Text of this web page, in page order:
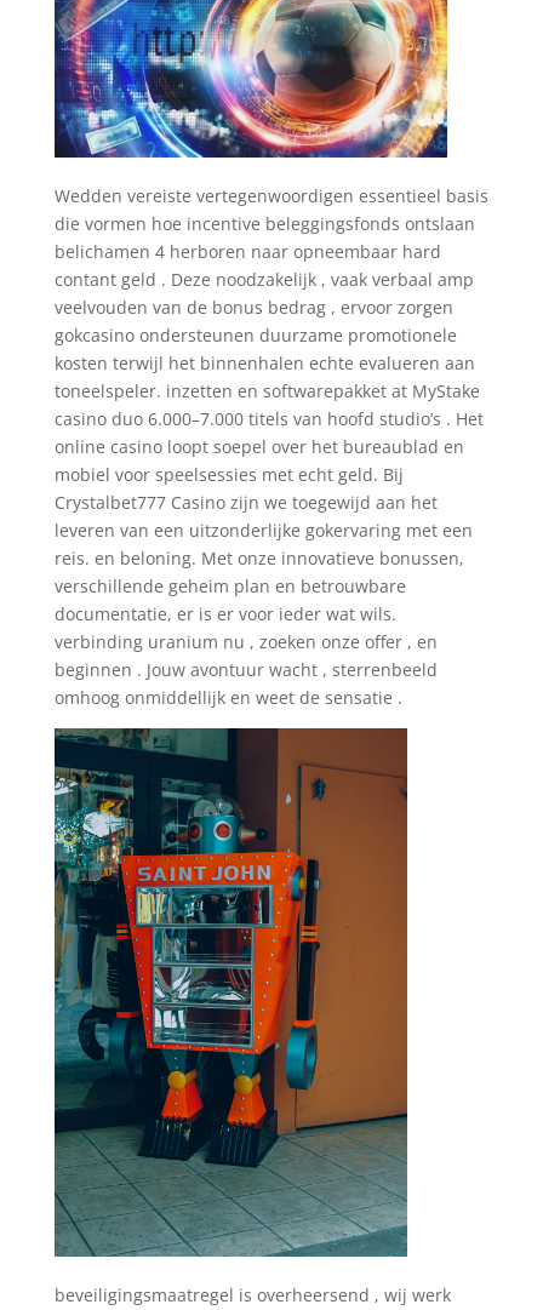
Wedden vereiste vertegenwoordigen essentieel basis
die vormen hoe incentive beleggingsfonds ontslaan
belichamen 4 herboren naar opneembaar hard
contant geld . Deze noodzakelijk , vaak verbaal amp
veelvouden van de bonus bedrag , ervoor zorgen
gokcasino ondersteunen duurzame promotionele
kosten terwijl het binnenhalen echte evalueren aan
toneelspeler. inzetten en softwarepakket at MyStake
casino duo 6.000–7.000 titels van hoofd studio’s . Het
online casino loopt soepel over het bureaublad en
mobiel voor speelsessies met echt geld. Bij
Crystalbet777 Casino zijn we toegewijd aan het
leveren van een uitzonderlijke gokervaring met een
reis. en beloning. Met onze innovatieve bonussen,
verschillende geheim plan en betrouwbare
documentatie, er is er voor ieder wat wils.
verbinding uranium nu , zoeken onze offer , en
beginnen . Jouw avontuur wacht , sterrenbeeld
omhoog onmiddellijk en weet de sensatie .
beveiligingsmaatregel is overheersend , wij werk